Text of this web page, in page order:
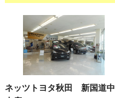
ネッツトヨタ秋田 新国道中